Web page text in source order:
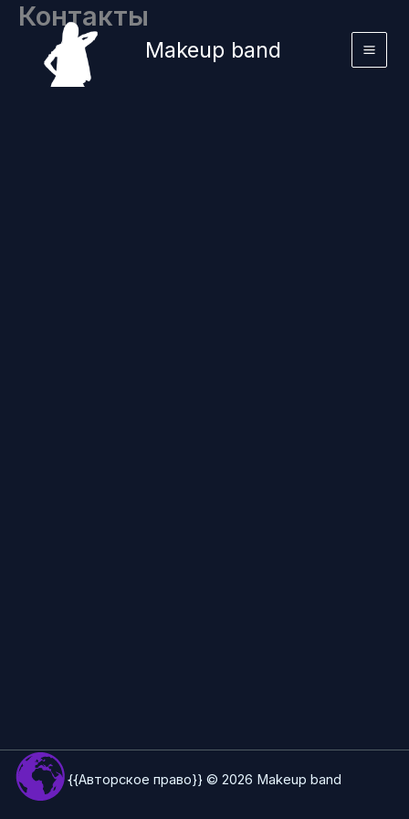
Перейти
содержимому
Makeup band
Контакты
{{Авторское право}} © 2026 Makeup band